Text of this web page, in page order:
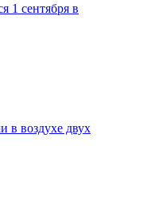
1 сентября в
в воздухе двух